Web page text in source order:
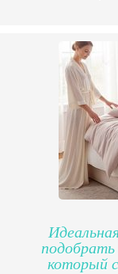
который